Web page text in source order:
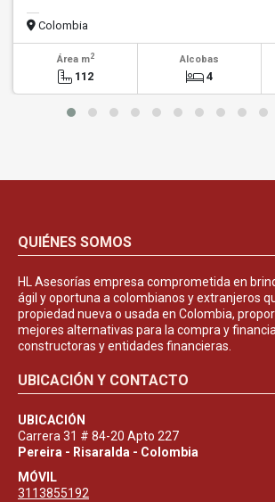
Colombia
Área m2
112
Alcobas
4
QUIÉNES SOMOS
HL Asesorías empresa comprometida en
ágil y oportuna a colombianos y extranjeros
propiedad nueva o usada en Colombia,
mejores alternativas para la compra y
constructoras y entidades financieras.
UBICACIÓN Y CONTACTO
UBICACIÓN
Carrera 31 # 84-20 Apto 227
Pereira - Risaralda - Colombia
MÓVIL
3113855192